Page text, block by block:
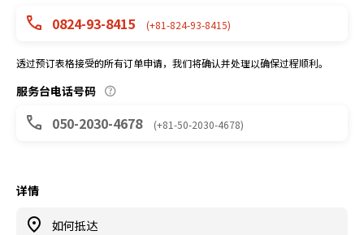
0824-93-8415 (+81-824-93-8415)
透过预订表格接受的所有订单申请，我们将确认并处理以确保过程顺利。
服务台电话号码
050-2030-4678 (+81-50-2030-4678)
详情
如何抵达